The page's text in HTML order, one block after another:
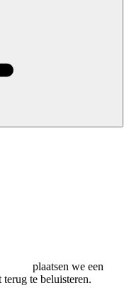
plaatsen we een
te beluisteren.